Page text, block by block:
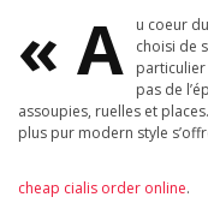
« A
u coeur
choisi de
particulier
pas de
assoupies, ruelles et
plus pur modern style
cheap cialis order online.